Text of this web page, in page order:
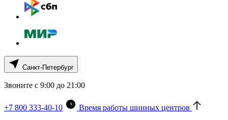
Санкт-Петербург
Звоните с 9:00 до 21:00
+7 800 333-40-10
Время работы шинных центров